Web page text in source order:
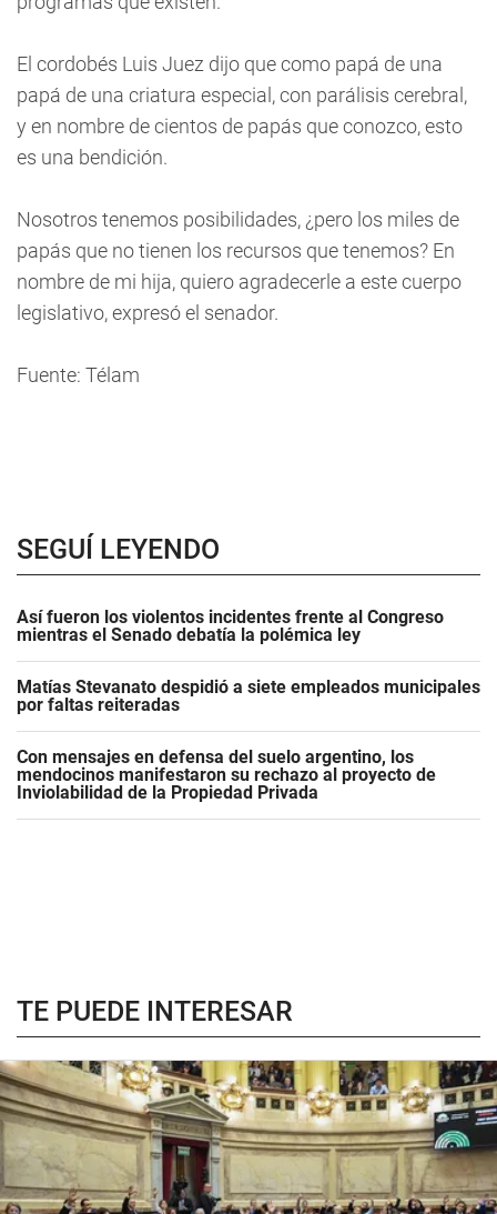
El cordobés Luis Juez dijo que como papá de una
papá de una criatura especial, con parálisis cerebral,
y en nombre de cientos de papás que conozco, esto
es una bendición.
Nosotros tenemos posibilidades, ¿pero los miles de
papás que no tienen los recursos que tenemos? En
nombre de mi hija, quiero agradecerle a este cuerpo
legislativo, expresó el senador.
Fuente: Télam
SEGUÍ LEYENDO
Así fueron los violentos incidentes frente al Congreso
mientras el Senado debatía la polémica ley
Matías Stevanato despidió a siete empleados municipales
por faltas reiteradas
Con mensajes en defensa del suelo argentino, los
mendocinos manifestaron su rechazo al proyecto de
Inviolabilidad de la Propiedad Privada
TE PUEDE INTERESAR